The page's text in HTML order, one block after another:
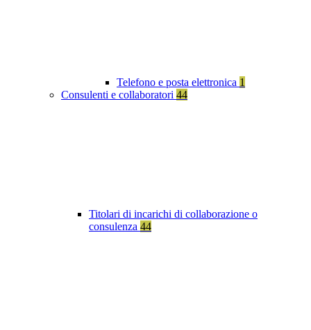
Telefono e posta elettronica 1
Consulenti e collaboratori 44
Titolari di incarichi di collaborazione o
consulenza 44